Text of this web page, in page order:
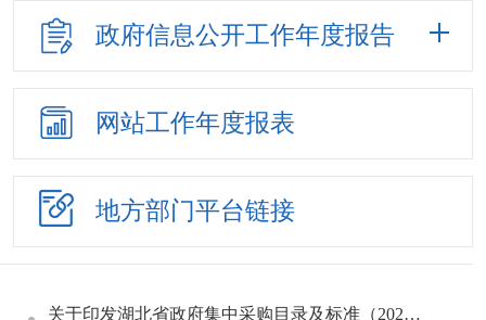
政府信息公开工作年度报告
网站工作年度报表
地方部门平台链接
关于印发湖北省政府集中采购目录及标准（2026年版）的通知